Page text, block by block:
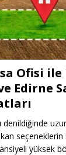
Ofisi
Edirne
denildiğinde
seçeneklerin
yüksek